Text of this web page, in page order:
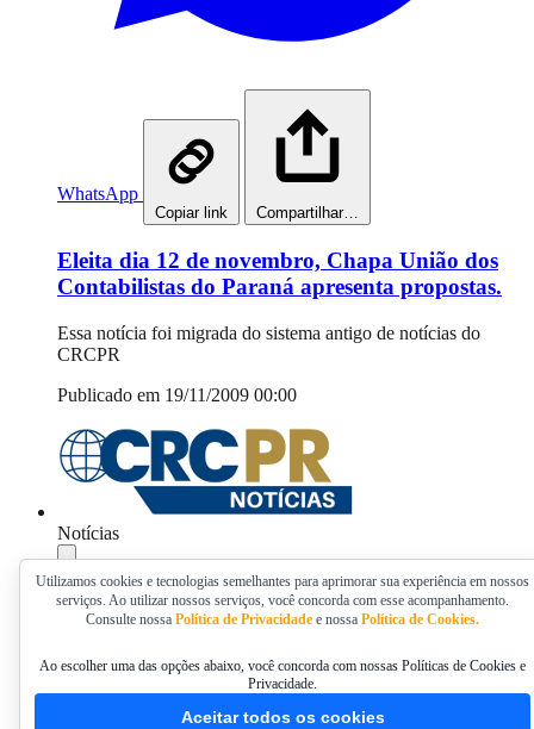
WhatsApp
Copiar link Compartilhar…
Eleita dia 12 de novembro, Chapa União dos
Contabilistas do Paraná apresenta propostas.
Essa notícia foi migrada do sistema antigo de notícias do
CRCPR
Publicado em 19/11/2009 00:00
Notícias
Compartilhar
Utilizamos cookies e tecnologias semelhantes para aprimorar sua experiência em nossos
serviços. Ao utilizar nossos serviços, você concorda com esse acompanhamento.
Consulte nossa Política de Privacidade e nossa Política de Cookies.
Ao escolher uma das opções abaixo, você concorda com nossas Políticas de Cookies e
Privacidade.
Aceitar todos os cookies